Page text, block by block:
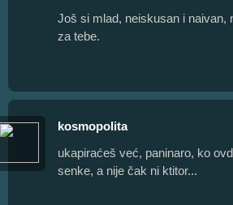
Još si mlad, neiskusan i naivan,
za tebe.
kosmopolita
ukapiraćeš već, paninaro, ko
senke, a nije čak ni ktitor...